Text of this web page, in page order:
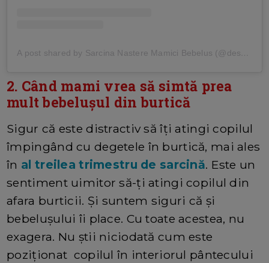
A post shared by Sarcina Nastere Mamici Bebelus (@desprecopii)
2. Când mami vrea să simtă prea
mult bebelușul din burtică
Sigur că este distractiv să îți atingi copilul
împingând cu degetele în burtică, mai ales
în al treilea trimestru de sarcină. Este un
sentiment uimitor să-ți atingi copilul din
afara burticii. Și suntem siguri că și
bebelușului îi place. Cu toate acestea, nu
exagera. Nu știi niciodată cum este
poziționat copilul în interiorul pântecului